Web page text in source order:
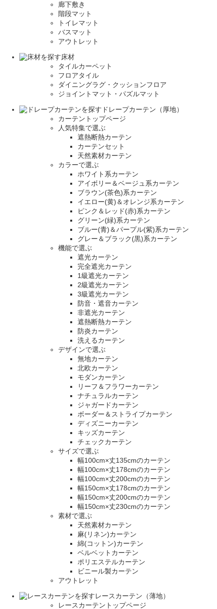
廊下敷き
階段マット
トイレマット
バスマット
アウトレット
床材
タイルカーペット
フロアタイル
ダイニングラグ・クッションフロア
ジョイントマット・パズルマット
ドレープカーテン（厚地）
カーテントップページ
人気特集で選ぶ
遮熱断熱カーテン
カーテンセット
天然素材カーテン
カラーで選ぶ
ホワイト系カーテン
アイボリー＆ベージュ系カーテン
ブラウン(茶色)系カーテン
イエロー(黄)＆オレンジ系カーテン
ピンク＆レッド(赤)系カーテン
グリーン(緑)系カーテン
ブルー(青)＆パープル(紫)系カーテン
グレー＆ブラック(黒)系カーテン
機能で選ぶ
遮光カーテン
完全遮光カーテン
1級遮光カーテン
2級遮光カーテン
3級遮光カーテン
防音・遮音カーテン
非遮光カーテン
遮熱断熱カーテン
防炎カーテン
洗えるカーテン
デザインで選ぶ
無地カーテン
北欧カーテン
モダンカーテン
リーフ＆フラワーカーテン
ナチュラルカーテン
ジャガードカーテン
ボーダー＆ストライプカーテン
ディズニーカーテン
キッズカーテン
チェックカーテン
サイズで選ぶ
幅100cm×丈135cmのカーテン
幅100cm×丈178cmのカーテン
幅100cm×丈200cmのカーテン
幅150cm×丈178cmのカーテン
幅150cm×丈200cmのカーテン
幅150cm×丈230cmのカーテン
素材で選ぶ
天然素材カーテン
麻(リネン)カーテン
綿(コットン)カーテン
ベルベットカーテン
ポリエステルカーテン
ビニール製カーテン
アウトレット
レースカーテン（薄地）
レースカーテントップページ